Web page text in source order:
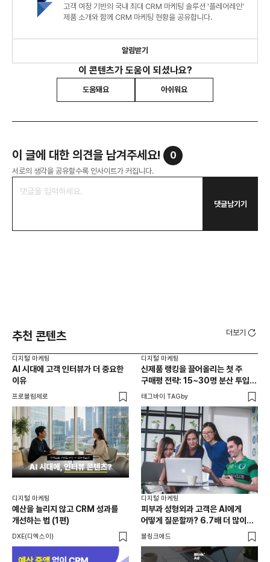
고객 여정 기반의 국내 최대 CRM 마케팅 솔루션 '플레어레인'
제품 소개와 함께 CRM 마케팅 현황을 공유합니다.
알림받기
이 콘텐츠가 도움이 되셨나요?
도움돼요 아쉬워요
이 글에 대한 의견을 남겨주세요! 0
서로의 생각을 공유할수록 인사이트가 커집니다.
댓글남기기
추천 콘텐츠 더보기
디지털 마케팅
AI 시대에 고객 인터뷰가 더 중요한
이유
프로블럼제로
디지털 마케팅
신제품 랭킹을 끌어올리는 첫 주
구매평 전략: 15~30명 분산 투입의
법칙
태그바이 TAGby
디지털 마케팅
예산을 늘리지 않고 CRM 성과를
개선하는 법 (1편)
DXE(디엑스이)
디지털 마케팅
피부과 성형외과 고객은 AI에게
어떻게 질문할까? 6.7배 더 많이
묻는 질문은?
블링크애드